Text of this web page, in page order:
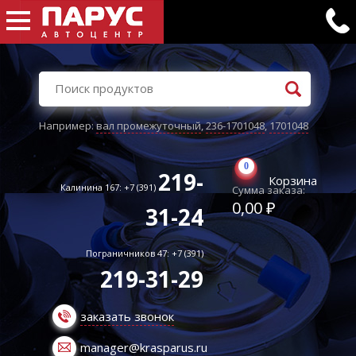
Например:вал промежуточный,236-1701048,1701048
Калинина 167: +7 (391) 219-
31-24
Пограничников 47: +7 (391)
219-31-29
заказать звонок
manager@krasparus.ru
0
Корзина
Сумма заказа:
0,00 ₽